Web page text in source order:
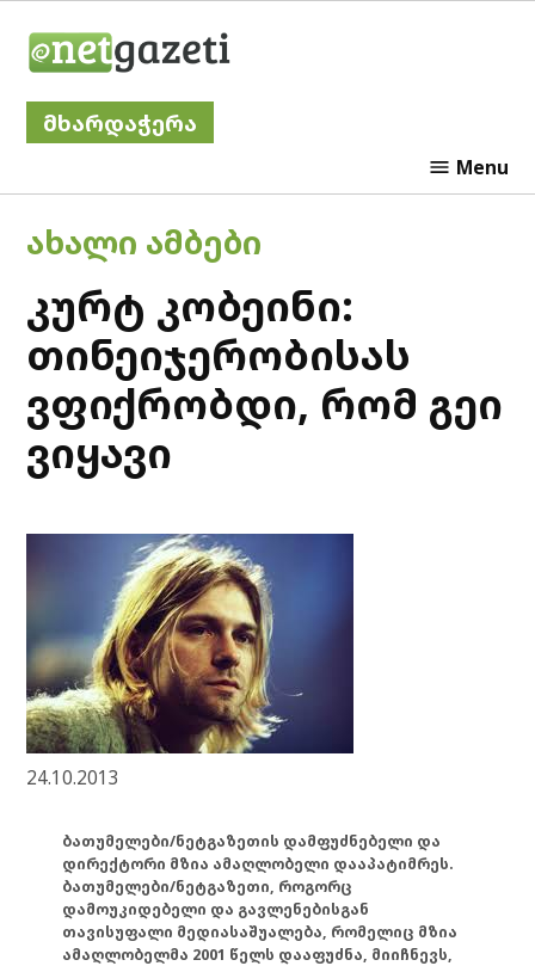
მხარდაჭერა
Menu
POSTED
ᲐᲮᲐᲚᲘ ᲐᲛᲑᲔᲑᲘ
კურტ კობეინი:
თინეიჯერობისას
ვფიქრობდი, რომ გეი
ვიყავი
24.10.2013
ბათუმელები/ნეტგაზეთის დამფუძნებელი და
დირექტორი მზია ამაღლობელი დააპატიმრეს.
ბათუმელები/ნეტგაზეთი, როგორც
დამოუკიდებელი და გავლენებისგან
თავისუფალი მედიასაშუალება, რომელიც მზია
ამაღლობელმა 2001 წელს დააფუძნა, მიიჩნევს,